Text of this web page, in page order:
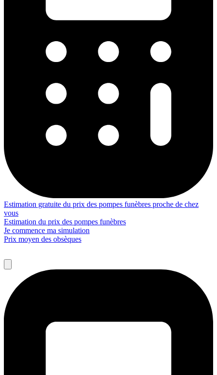
Estimation gratuite du prix des pompes funèbres proche de chez
vous
Estimation du prix des pompes funèbres
Je commence ma simulation
Prix moyen des obsèques